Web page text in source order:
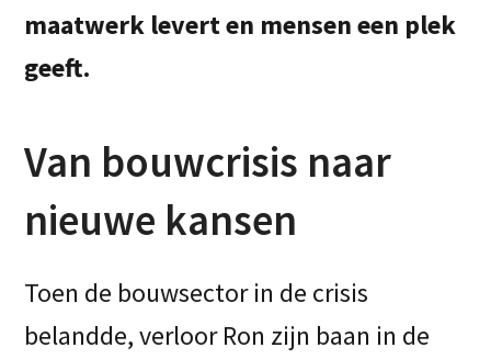
maatwerk levert en mensen een plek
geeft.
Van bouwcrisis naar
nieuwe kansen
Toen de bouwsector in de crisis
belandde, verloor Ron zijn baan in de